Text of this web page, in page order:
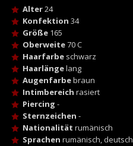
Alter24
Konfektion 34
Größe165
Oberweite70 C
Haarfarbeschwarz
Haarlängelang
Augenfarbebraun
Intimbereich rasiert
Piercing -
Sternzeichen -
Nationalität rumänisch
Sprachen rumänisch, deutsch